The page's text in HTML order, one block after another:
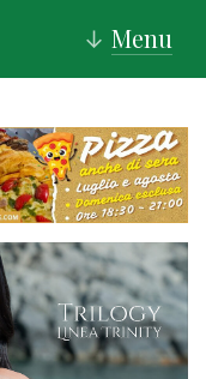
↓ Menu